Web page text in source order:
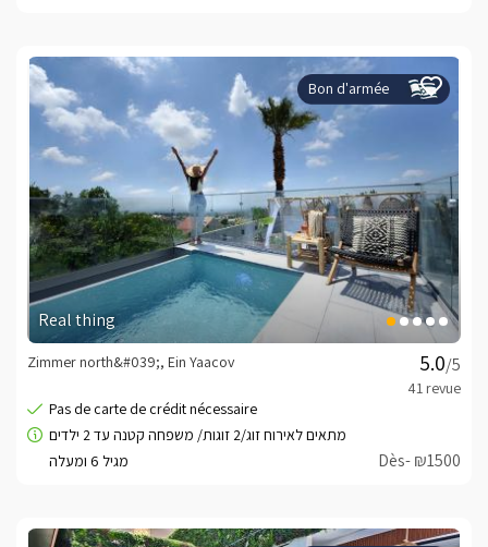
Bon d'armée
Real thing
/5
Zimmer north&#039;, Ein Yaacov
Dès- ₪1500